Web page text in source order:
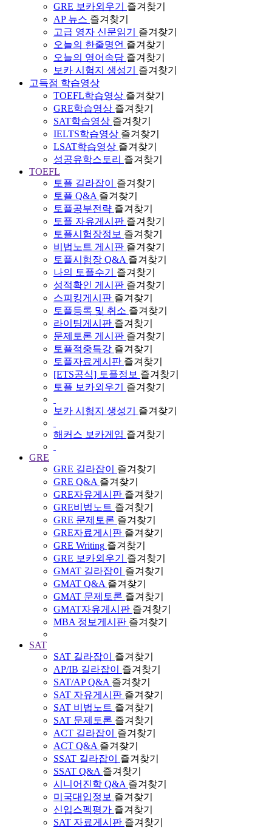
GRE 보카외우기
즐겨찾기
AP 뉴스 즐겨찾기
고급 영자 신문읽기
즐겨찾기
오늘의 한줄명언 즐겨찾기
오늘의 영어속담 즐겨찾기
보카 시험지 생성기
즐겨찾기
고득점 학습영상
TOEFL학습영상 즐겨찾기
GRE학습영상 즐겨찾기
SAT학습영상 즐겨찾기
IELTS학습영상 즐겨찾기
LSAT학습영상 즐겨찾기
성공유학스토리 즐겨찾기
TOEFL
토플 길라잡이
즐겨찾기
토플 Q&A 즐겨찾기
토플공부전략 즐겨찾기
토플 자유게시판 즐겨찾기
토플시험장정보 즐겨찾기
비법노트 게시판 즐겨찾기
토플시험장 Q&A 즐겨찾기
나의 토플수기
즐겨찾기
성적확인 게시판 즐겨찾기
스피킹게시판 즐겨찾기
토플등록 및 취소 즐겨찾기
라이팅게시판 즐겨찾기
문제토론 게시판 즐겨찾기
토플적중특강 즐겨찾기
토플자료게시판 즐겨찾기
[ETS공식] 토플정보 즐겨찾기
토플 보카외우기
즐겨찾기
보카 시험지 생성기 즐겨찾기
해커스 보카게임 즐겨찾기
GRE
GRE 길라잡이
즐겨찾기
GRE Q&A 즐겨찾기
GRE자유게시판 즐겨찾기
GRE비법노트 즐겨찾기
GRE 문제토론 즐겨찾기
GRE자료게시판 즐겨찾기
GRE Writing 즐겨찾기
GRE 보카외우기
즐겨찾기
GMAT 길라잡이
즐겨찾기
GMAT Q&A 즐겨찾기
GMAT 문제토론 즐겨찾기
GMAT자유게시판 즐겨찾기
MBA 정보게시판 즐겨찾기
SAT
SAT 길라잡이
즐겨찾기
AP/IB 길라잡이
즐겨찾기
SAT/AP Q&A 즐겨찾기
SAT 자유게시판 즐겨찾기
SAT 비법노트 즐겨찾기
SAT 문제토론 즐겨찾기
ACT 길라잡이
즐겨찾기
ACT Q&A 즐겨찾기
SSAT 길라잡이
즐겨찾기
SSAT Q&A 즐겨찾기
시니어진학 Q&A 즐겨찾기
미국대입정보 즐겨찾기
신입스펙평가 즐겨찾기
SAT 자료게시판 즐겨찾기